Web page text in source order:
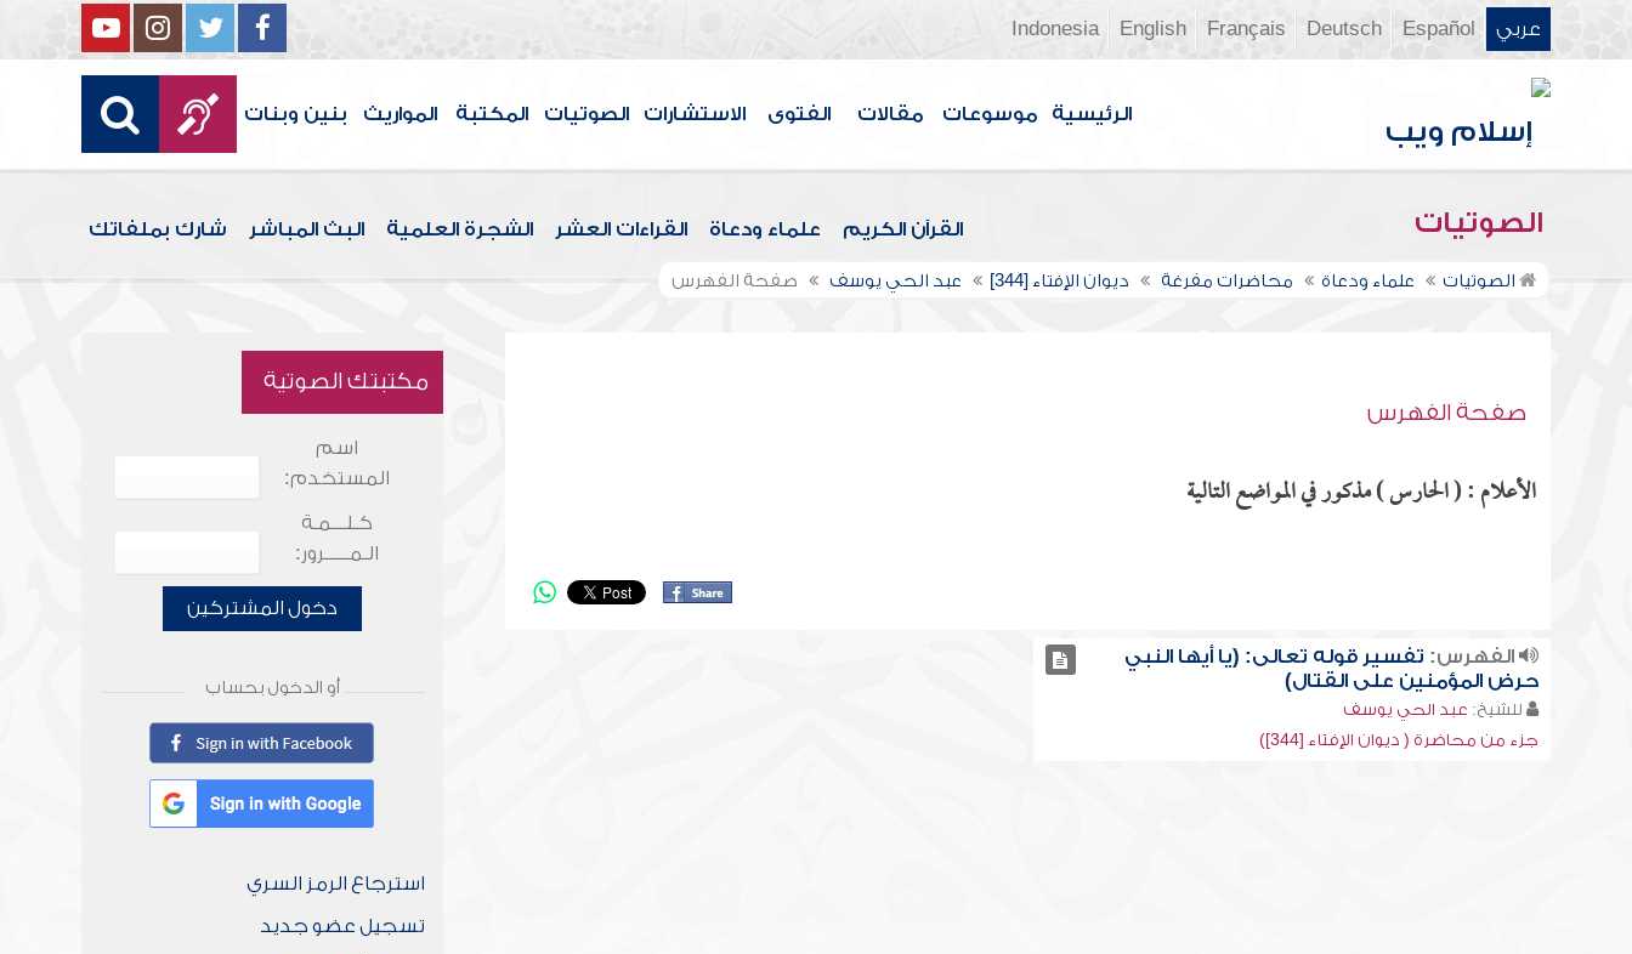
عربي Español
Deutsch
Français
English
Indonesia
الرئيسية موسوعات مقالات الفتوى الاستشارات الصوتيات المكتبة المواريث بنين وبنات
الصوتيات القرآن الكريم علماء ودعاة القراءات العشر الشجرة العلمية البث المباشر شارك بملفاتك
الصوتيات علماء ودعاة محاضرات مفرغة ديوان الإفتاء [344] عبد الحي يوسف صفحة الفهرس
صفحة الفهرس
الأعلام : ( الحارس ) مذكور في المواضع التالية
الفهرس: تفسير قوله تعالى: (يا أيها النبي
حرض المؤمنين على القتال)
للشيخ: عبد الحي يوسف
جزء من محاضرة ( ديوان الإفتاء [344])
مكتبتك الصوتية
اسم
المستخدم:
كـلـــمـة
الـمـــــرور:
دخول المشتركين
أو الدخول بحساب
استرجاع الرمز السري
تسجيل عضو جديد